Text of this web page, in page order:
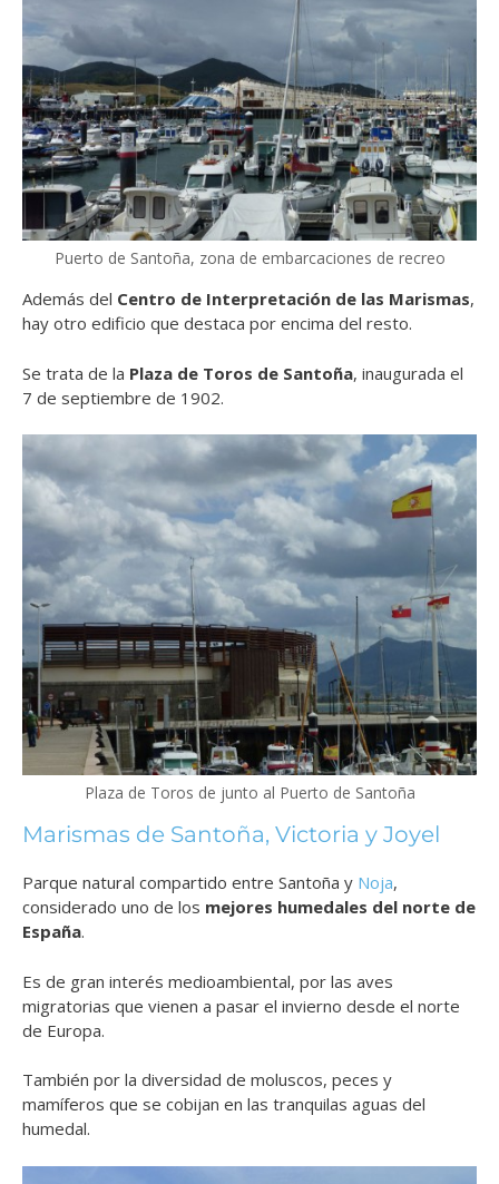
Puerto de Santoña, zona de embarcaciones de recreo
Además del Centro de Interpretación de las Marismas,
hay otro edificio que destaca por encima del resto.
Se trata de la Plaza de Toros de Santoña, inaugurada el
7 de septiembre de 1902.
Plaza de Toros de junto al Puerto de Santoña
Marismas de Santoña, Victoria y Joyel
Parque natural compartido entre Santoña y Noja,
considerado uno de los mejores humedales del norte de
España.
Es de gran interés medioambiental, por las aves
migratorias que vienen a pasar el invierno desde el norte
de Europa.
También por la diversidad de moluscos, peces y
mamíferos que se cobijan en las tranquilas aguas del
humedal.